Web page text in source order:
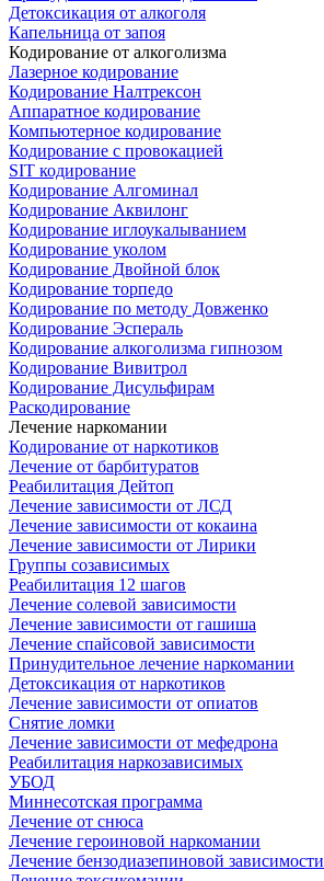
Детоксикация от алкоголя
Капельница от запоя
Кодирование от алкоголизма
Лазерное кодирование
Кодирование Налтрексон
Аппаратное кодирование
Компьютерное кодирование
Кодирование с провокацией
SIT кодирование
Кодирование Алгоминал
Кодирование Аквилонг
Кодирование иглоукалыванием
Кодирование уколом
Кодирование Двойной блок
Кодирование торпедо
Кодирование по методу Довженко
Кодирование Эспераль
Кодирование алкоголизма гипнозом
Кодирование Вивитрол
Кодирование Дисульфирам
Раскодирование
Лечение наркомании
Кодирование от наркотиков
Лечение от барбитуратов
Реабилитация Дейтоп
Лечение зависимости от ЛСД
Лечение зависимости от кокаина
Лечение зависимости от Лирики
Группы созависимых
Реабилитация 12 шагов
Лечение солевой зависимости
Лечение зависимости от гашиша
Лечение спайсовой зависимости
Принудительное лечение наркомании
Детоксикация от наркотиков
Лечение зависимости от опиатов
Снятие ломки
Лечение зависимости от мефедрона
Реабилитация наркозависимых
УБОД
Миннесотская программа
Лечение от снюса
Лечение героиновой наркомании
Лечение бензодиазепиновой зависимости